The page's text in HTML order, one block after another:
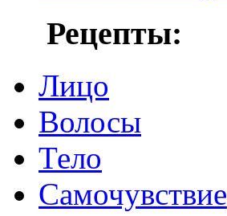
Рецепты:
Лицо
Волосы
Тело
Самочувствие